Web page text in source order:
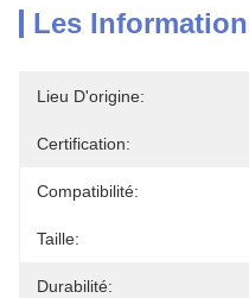
Les
Lieu D'origine:
Certification:
Compatibilité:
Taille:
Durabilité: